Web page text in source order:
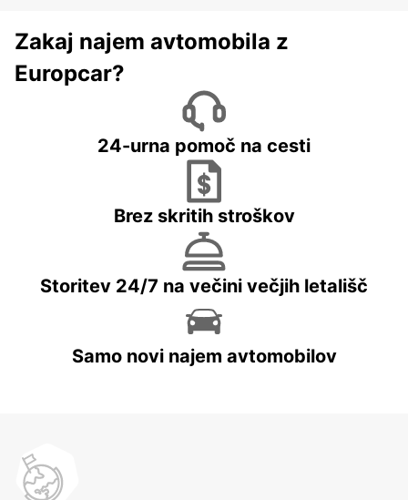
Zakaj najem avtomobila z
Europcar?
24-urna pomoč na cesti
Brez skritih stroškov
Storitev 24/7 na večini večjih letališč
Samo novi najem avtomobilov